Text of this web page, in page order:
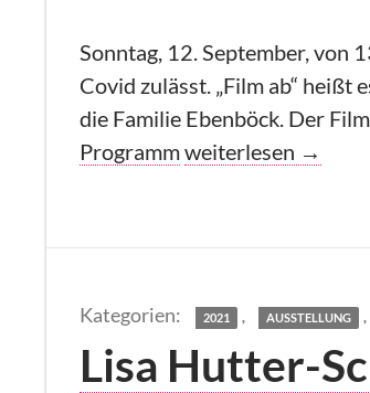
Sonntag, 12. September, von
Covid zulässt. „Film ab“ heißt
die Familie Ebenböck. Der
ProgrammEbenböckhaus am
weiterlesen →
2021 , AUSSTELLUNG ,
Lisa Hutter-